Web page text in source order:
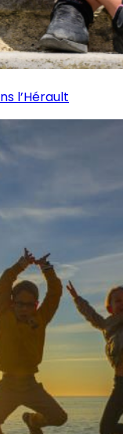
l’Hérault